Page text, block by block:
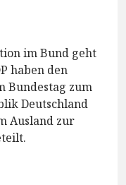
im Bund geht
haben den
Bundestag zum
Deutschland
Ausland zur